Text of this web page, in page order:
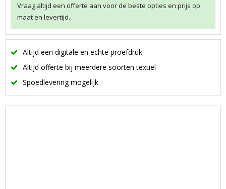
Vraag altijd een offerte aan voor de beste opties en prijs op
maat en levertijd.
Altijd een digitale en echte proefdruk
Altijd offerte bij meerdere soorten textiel
Spoedlevering mogelijk